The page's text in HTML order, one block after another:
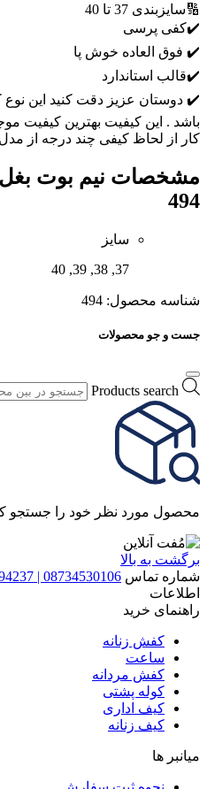
🔢سایزبندی 37 تا 40
✔️کفی پرسی
✔️ فوق العاده خوش پا
✔️قالب استاندارد
✔️ دوستان عزیز دقت کنید این
باشد . این کیفیت بهترین کیفیت
کار از لحاظ کیفی چند درجه از
مشخصات نیم بوت
494
سایز
37, 38, 39, 40
شناسه محصول: 494
جست و جو محصولات
Products search
محصول مورد نظر خود را جستجو
برگشت به بالا
شماره تماس 08734530106 | 09909994237
اطلاعات
راهنمای خرید
کفش زنانه
ساعت
کفش مردانه
کوله پشتی
کیف اداری
کیف زنانه
میانبر ها